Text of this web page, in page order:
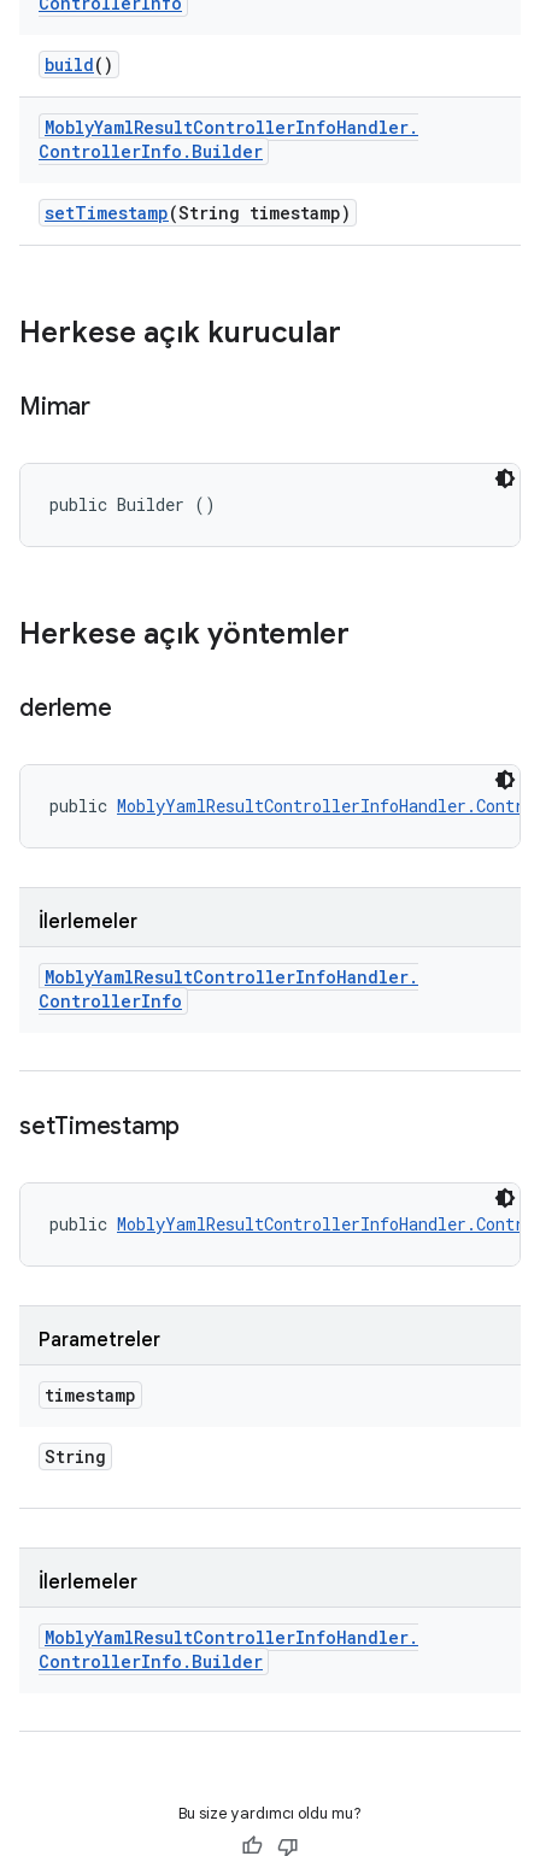
build()
MoblyYamlResultControllerInfoHandler.
ControllerInfo . Builder
setTimestamp(String timestamp)
Herkese açık kurucular
Mimar
public Builder ()
Herkese açık yöntemler
derleme
public
İlerlemeler
MoblyYamlResultControllerInfoHandler.
ControllerInfo
setTimestamp
public
Parametreler
timestamp
String
İlerlemeler
MoblyYamlResultControllerInfoHandler.
ControllerInfo . Builder
Bu size yardımcı oldu mu?